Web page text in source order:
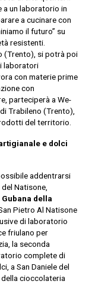
un laboratorio in
a cucinare con
il futuro” su
resistenti.
(Trento), si potrà poi
laboratori
con materie prime
con
parteciperà a We-
di Trabileno (Trento),
del territorio.
e dolci
addentrarsi
Natisone,
Gubana della
Pietro Al Natisone
di laboratorio
friulano per
la seconda
complete di
a San Daniele del
cioccolateria